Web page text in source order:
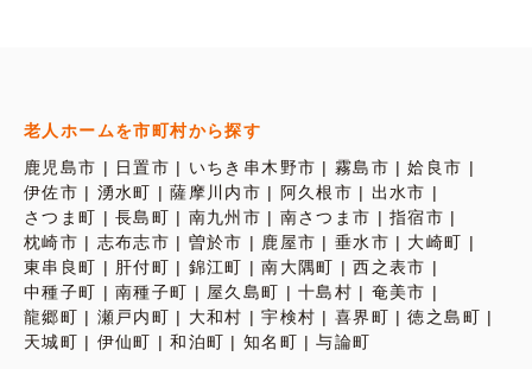
老人ホームを市町村から探す
鹿児島市
日置市 いちき串木野市 霧島市
姶良市
伊佐市
湧水町 薩摩川内市 阿久根市
出水市
さつま町
長島町 南九州市 南さつま市
指宿市
枕崎市
志布志市 曽於市 鹿屋市 垂水市
大崎町
東串良町
肝付町 錦江町 南大隅町
西之表市
中種子町
南種子町 屋久島町 十島村
奄美市
龍郷町
瀬戸内町 大和村 宇検村 喜界町
徳之島町
天城町
伊仙町 和泊町 知名町 与論町